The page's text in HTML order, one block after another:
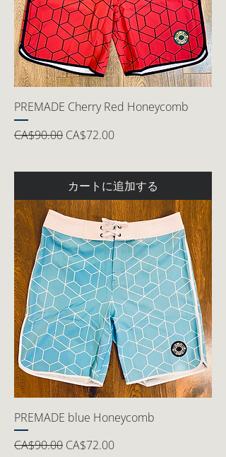
PREMADE Cherry Red Honeycomb
通常価格
CA$90.00 セール価格
CA$72.00
カートに追加する
PREMADE blue Honeycomb
通常価格
CA$90.00 セール価格
CA$72.00